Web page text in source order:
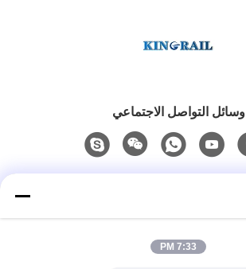
وسائل التواصل الاجتماعي
0086-15556982932
7:33 PM